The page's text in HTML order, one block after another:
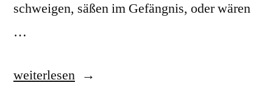
schweigen, säßen im Gefängnis, oder wären
…
„Ökodiktatur“
weiterlesen